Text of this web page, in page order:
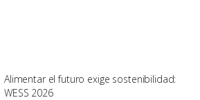
Alimentar el futuro exige sostenibilidad:
WESS 2026